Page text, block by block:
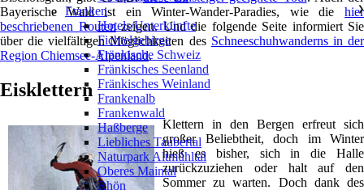
Bayerische Wald ist ein Winter-Wander-Paradies, wie die hier
beschriebenen Routenzeigen. Und die folgende Seite informiert Sie
über die vielfältigen Möglichkeiten des Schneeschuhwanderns in der
Region Chiemsee-Alpenland.
Eisklettern
Klettern in den Bergen erfreut sich
großer Beliebtheit, doch im Winter
hieß es bisher, sich in die Halle
zurückzuziehen oder halt auf den
Sommer zu warten. Doch dank des
Franken
❯
Hotels/Unterkünfte
Fichtelgebirge
Fränkische Schweiz
Fränkisches Seenland
Fränkisches Weinland
Frankenalb
Frankenwald
Haßberge
Liebliches Taubertal
Naturpark Altmühltal
Oberes Maintal
Rhön